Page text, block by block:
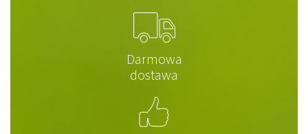
Darmowa
dostawa